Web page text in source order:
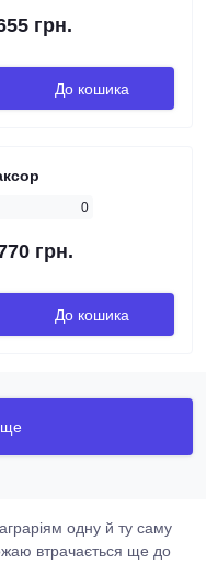
грн.
До кошика
0
грн.
До кошика
ще
одну й ту саму
втрачається ще до